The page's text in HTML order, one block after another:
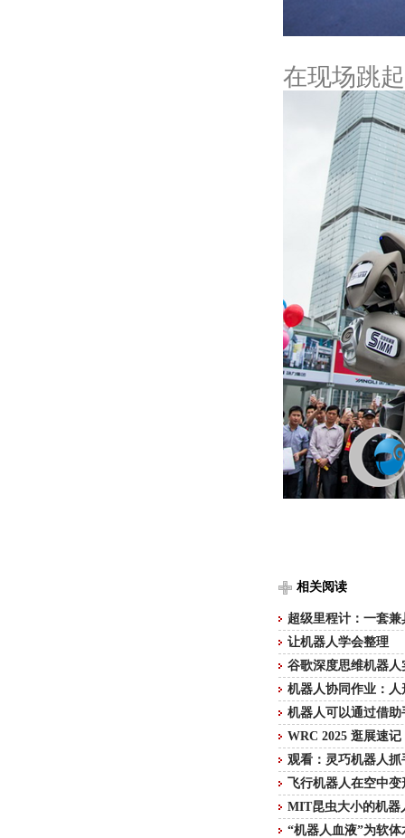
在现场跳
相关阅读
超级里程计：一套
让机器人学会整理
谷歌深度思维机器人
机器人协同作业：
机器人可以通过借
WRC 2025 逛展速
观看：灵巧机器人
飞行机器人在空中
MIT昆虫大小的机器
“机器人血液”为软